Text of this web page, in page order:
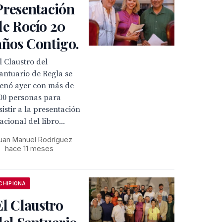
Rocío 20
Contigo.
Claustro del
de Regla se
ayer con más de
personas para
a la presentación
del libro...
Manuel Rodríguez
hace 11 meses
Claustro